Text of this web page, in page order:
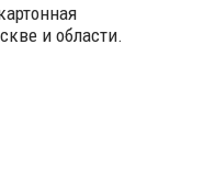
и области.